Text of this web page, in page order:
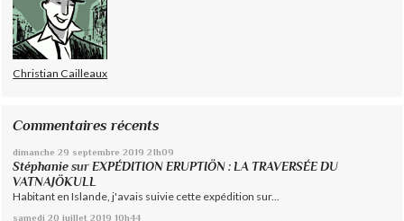
Christian Cailleaux
Commentaires récents
dimanche 29 septembre 2019 21h09
Stéphanie surEXPÉDITION ERUPTIÖN : LA TRAVERSÉE DU
VATNAJÖKULL
Habitant en Islande, j'avais suivie cette expédition sur...
samedi 20 juillet 2019 10h44